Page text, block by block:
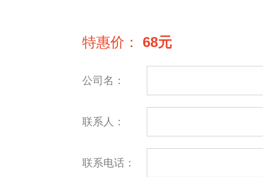
特惠价： 68元
公司名：
联系人：
联系电话：